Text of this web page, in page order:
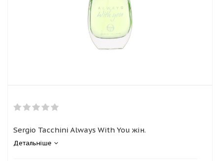
Sergio Tacchini Always With You жін.
Детальніше